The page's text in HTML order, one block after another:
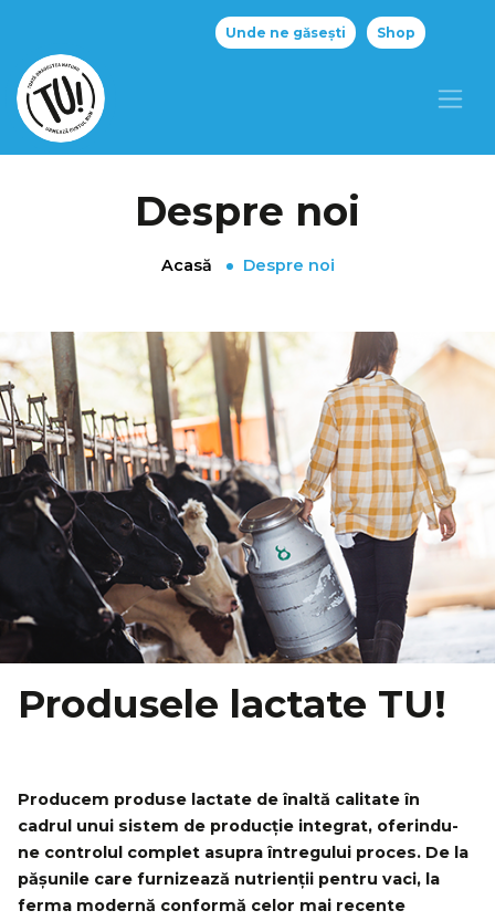
Unde ne găsești Shop
Despre noi
Acasă Despre noi
Produsele lactate TU!
Producem produse lactate de înaltă calitate în
cadrul unui sistem de producție integrat, oferindu-
ne controlul complet asupra întregului proces. De la
pășunile care furnizează nutrienții pentru vaci, la
ferma modernă conformă celor mai recente